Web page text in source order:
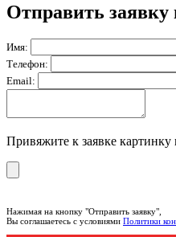
Отправить заявку
Имя:
Телефон:
Email:
Привяжите к заявке картинку
Нажимая на кнопку "Отправить заявку",
Вы соглашаетесь с условиями Политики